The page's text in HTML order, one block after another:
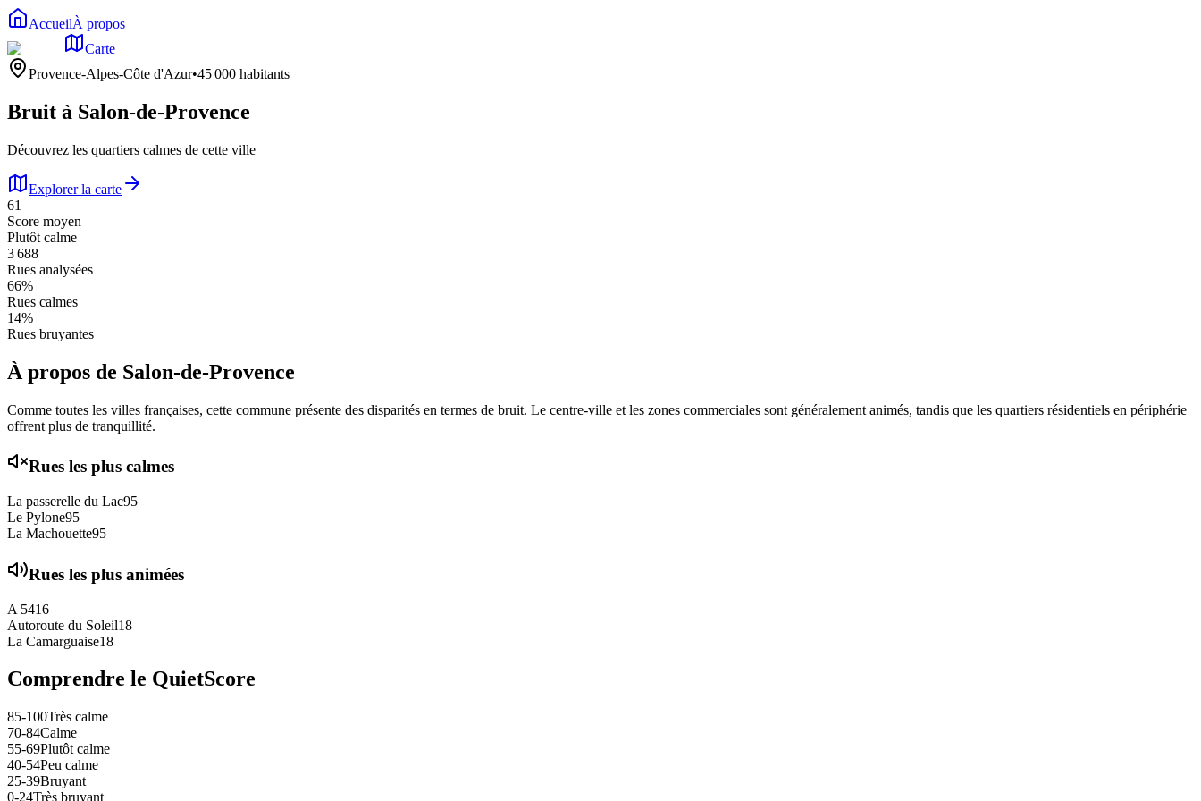
AccueilÀ propos
Carte
Provence-Alpes-Côte d'Azur•45 000 habitants
Bruit à Salon-de-Provence
Découvrez les quartiers calmes de cette ville
Explorer la carte
61
Score moyen
Plutôt calme
3 688
Rues analysées
66%
Rues calmes
14%
Rues bruyantes
À propos de Salon-de-Provence
Comme toutes les villes françaises, cette commune présente des disparités en termes de bruit. Le centre-ville et les zones commerciales sont généralement animés, tandis que les quartiers résidentiels en périphérie
offrent plus de tranquillité.
Rues les plus calmes
La passerelle du Lac95
Le Pylone95
La Machouette95
Rues les plus animées
A 5416
Autoroute du Soleil18
La Camarguaise18
Comprendre le QuietScore
85-100Très calme
70-84Calme
55-69Plutôt calme
40-54Peu calme
25-39Bruyant
0-24Très bruyant